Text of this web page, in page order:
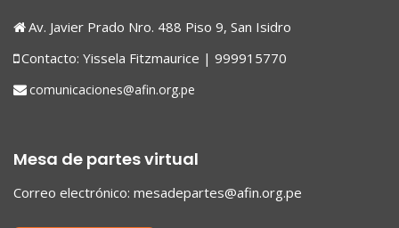
Av. Javier Prado Nro. 488 Piso 9, San Isidro
Contacto: Yissela Fitzmaurice | 999915770
comunicaciones@afin.org.pe
Mesa de partes virtual
Correo electrónico: mesadepartes@afin.org.pe